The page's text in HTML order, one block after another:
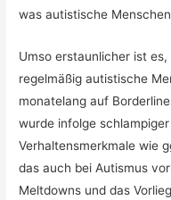
was autistische
Umso erstaunlicher ist
regelmäßig autistische
monatelang auf
wurde infolge
Verhaltensmerkmale wie
das auch bei Autismus
Meltdowns und das